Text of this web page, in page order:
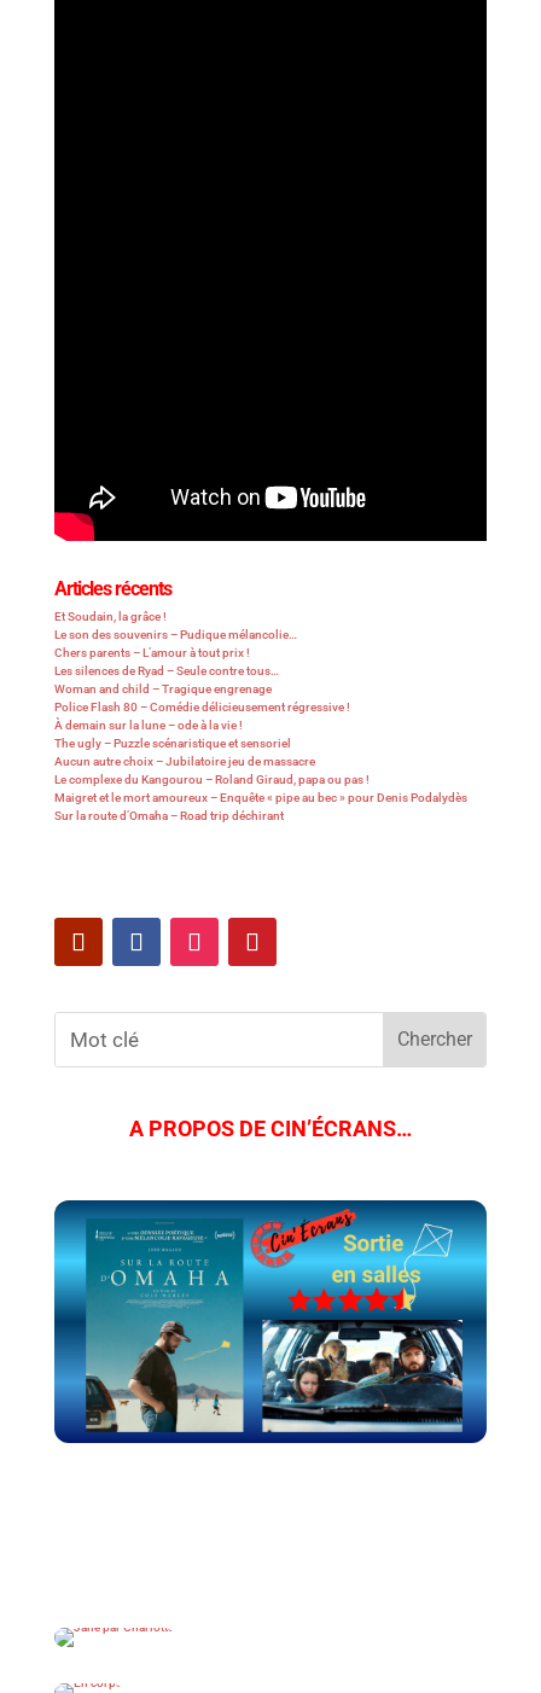
Articles récents
Et Soudain, la grâce !
Le son des souvenirs – Pudique mélancolie…
Chers parents – L’amour à tout prix !
Les silences de Ryad – Seule contre tous…
Woman and child – Tragique engrenage
Police Flash 80 – Comédie délicieusement régressive !
À demain sur la lune – ode à la vie !
The ugly – Puzzle scénaristique et sensoriel
Aucun autre choix – Jubilatoire jeu de massacre
Le complexe du Kangourou – Roland Giraud, papa ou pas !
Maigret et le mort amoureux – Enquête « pipe au bec » pour Denis Podalydès
Sur la route d’Omaha – Road trip déchirant
A PROPOS DE CIN’ÉCRANS…